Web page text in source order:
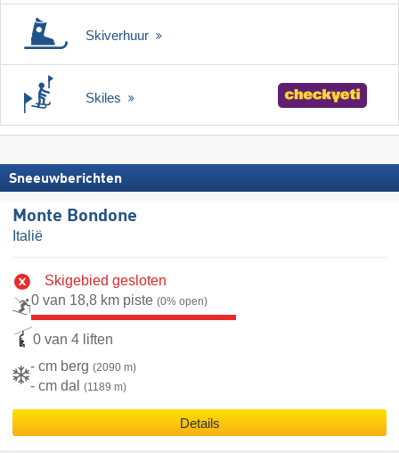
Skiverhuur
Skiles
Sneeuwberichten
Monte Bondone
Italië
Skigebied gesloten
0 van 18,8 km piste (0% open)
0 van 4 liften
- cm berg (2090 m)
- cm dal (1189 m)
Details